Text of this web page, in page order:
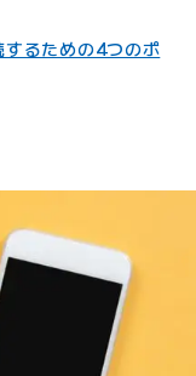
るための4つのポ